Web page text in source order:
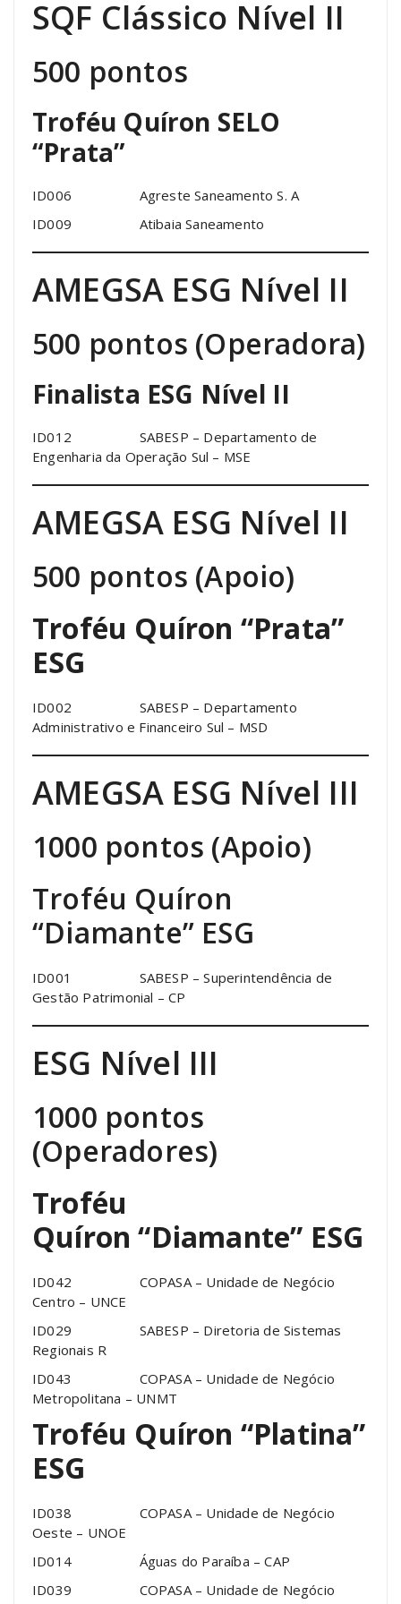
SQF Clássico Nível II
500 pontos
Troféu Quíron SELO
“Prata”
ID006 Agreste Saneamento S. A
ID009 Atibaia Saneamento
AMEGSA ESG Nível II
500 pontos (Operadora)
Finalista ESG Nível II
ID012 SABESP – Departamento de
Engenharia da Operação Sul – MSE
AMEGSA ESG Nível II
500 pontos (Apoio)
Troféu Quíron “Prata”
ESG
ID002 SABESP – Departamento
Administrativo e Financeiro Sul – MSD
AMEGSA ESG Nível III
1000 pontos (Apoio)
Troféu Quíron
“Diamante” ESG
ID001 SABESP – Superintendência de
Gestão Patrimonial – CP
ESG Nível III
1000 pontos
(Operadores)
Troféu
Quíron “Diamante” ESG
ID042 COPASA – Unidade de Negócio
Centro – UNCE
ID029 SABESP – Diretoria de Sistemas
Regionais R
ID043 COPASA – Unidade de Negócio
Metropolitana – UNMT
Troféu Quíron “Platina”
ESG
ID038 COPASA – Unidade de Negócio
Oeste – UNOE
ID014 Águas do Paraíba – CAP
ID039 COPASA – Unidade de Negócio